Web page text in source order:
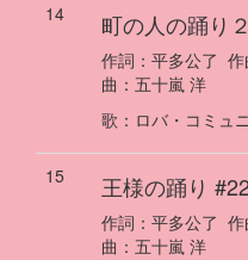
14 町の人の踊り２
作詞： 平多公了 作
曲： 五十嵐 洋
歌 ： ロバ・コミュ
15 王様の踊り
作詞： 平多公了 作
曲： 五十嵐 洋